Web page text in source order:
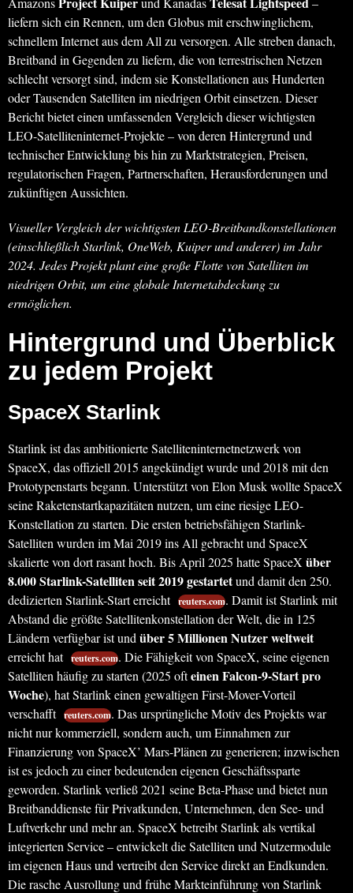
liefern sich ein Rennen, um den Globus mit erschwinglichem,
schnellem Internet aus dem All zu versorgen. Alle streben danach,
Breitband in Gegenden zu liefern, die von terrestrischen Netzen
schlecht versorgt sind, indem sie Konstellationen aus Hunderten
oder Tausenden Satelliten im niedrigen Orbit einsetzen. Dieser
Bericht bietet einen umfassenden Vergleich dieser wichtigsten
LEO-Satelliteninternet-Projekte – von deren Hintergrund und
technischer Entwicklung bis hin zu Marktstrategien, Preisen,
regulatorischen Fragen, Partnerschaften, Herausforderungen und
zukünftigen Aussichten.
Visueller Vergleich der wichtigsten LEO-Breitbandkonstellationen
(einschließlich Starlink, OneWeb, Kuiper und anderer) im Jahr
2024. Jedes Projekt plant eine große Flotte von Satelliten im
niedrigen Orbit, um eine globale Internetabdeckung zu
ermöglichen.
Hintergrund und Überblick
zu jedem Projekt
SpaceX Starlink
Starlink ist das ambitionierte Satelliteninternetnetzwerk von
SpaceX, das offiziell 2015 angekündigt wurde und 2018 mit den
Prototypenstarts begann. Unterstützt von Elon Musk wollte SpaceX
seine Raketenstartkapazitäten nutzen, um eine riesige LEO-
Konstellation zu starten. Die ersten betriebsfähigen Starlink-
Satelliten wurden im Mai 2019 ins All gebracht und SpaceX
skalierte von dort rasant hoch. Bis April 2025 hatte SpaceX über
8.000 Starlink-Satelliten seit 2019 gestartetund damit den 250.
dedizierten Starlink-Start erreicht reuters.com. Damit ist Starlink mit
Abstand die größte Satellitenkonstellation der Welt, die in 125
Ländern verfügbar ist undüber 5 Millionen Nutzer weltweit
erreicht hat reuters.com. Die Fähigkeit von SpaceX, seine eigenen
Satelliten häufig zu starten (2025 ofteinen Falcon-9-Start pro
Woche), hat Starlink einen gewaltigen First-Mover-Vorteil
verschafft reuters.com. Das ursprüngliche Motiv des Projekts war
nicht nur kommerziell, sondern auch, um Einnahmen zur
Finanzierung von SpaceX’ Mars-Plänen zu generieren; inzwischen
ist es jedoch zu einer bedeutenden eigenen Geschäftssparte
geworden. Starlink verließ 2021 seine Beta-Phase und bietet nun
Breitbanddienste für Privatkunden, Unternehmen, den See- und
Luftverkehr und mehr an. SpaceX betreibt Starlink als vertikal
integrierten Service – entwickelt die Satelliten und Nutzermodule
im eigenen Haus und vertreibt den Service direkt an Endkunden.
Die rasche Ausrollung und frühe Markteinführung von Starlink